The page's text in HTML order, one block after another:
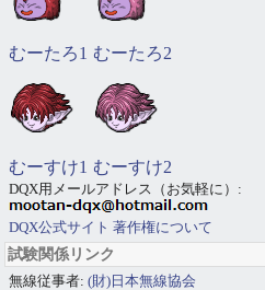
むーたろ1 むーたろ2
むーすけ1 むーすけ2
DQX用メールアドレス（お気軽に）:
DQX公式サイト 著作権について
試験関係リンク
無線従事者: (財)日本無線協会